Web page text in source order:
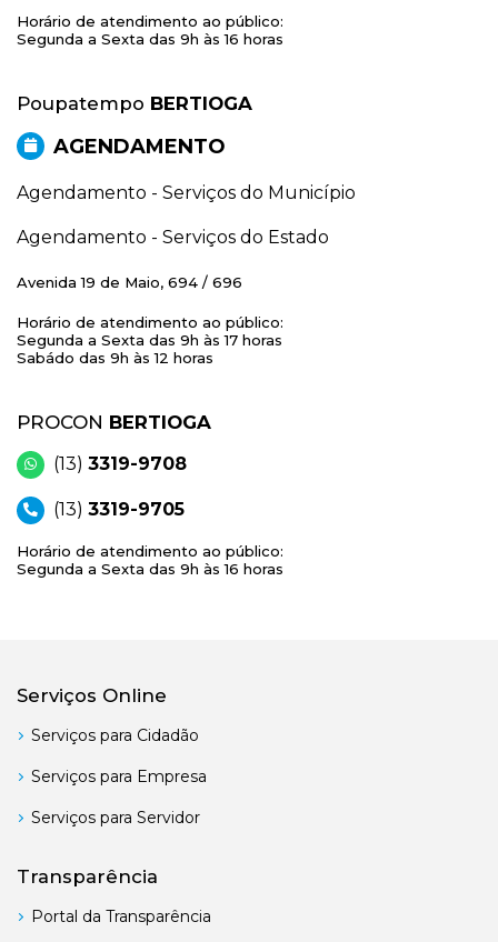
Horário de atendimento ao público:
Segunda a Sexta das 9h às 16 horas
Poupatempo BERTIOGA
AGENDAMENTO
Agendamento - Serviços do Município
Agendamento - Serviços do Estado
Avenida 19 de Maio, 694 / 696
Horário de atendimento ao público:
Segunda a Sexta das 9h às 17 horas
Sabádo das 9h às 12 horas
PROCON BERTIOGA
(13) 3319-9708
(13) 3319-9705
Horário de atendimento ao público:
Segunda a Sexta das 9h às 16 horas
Serviços Online
Serviços para Cidadão
Serviços para Empresa
Serviços para Servidor
Transparência
Portal da Transparência